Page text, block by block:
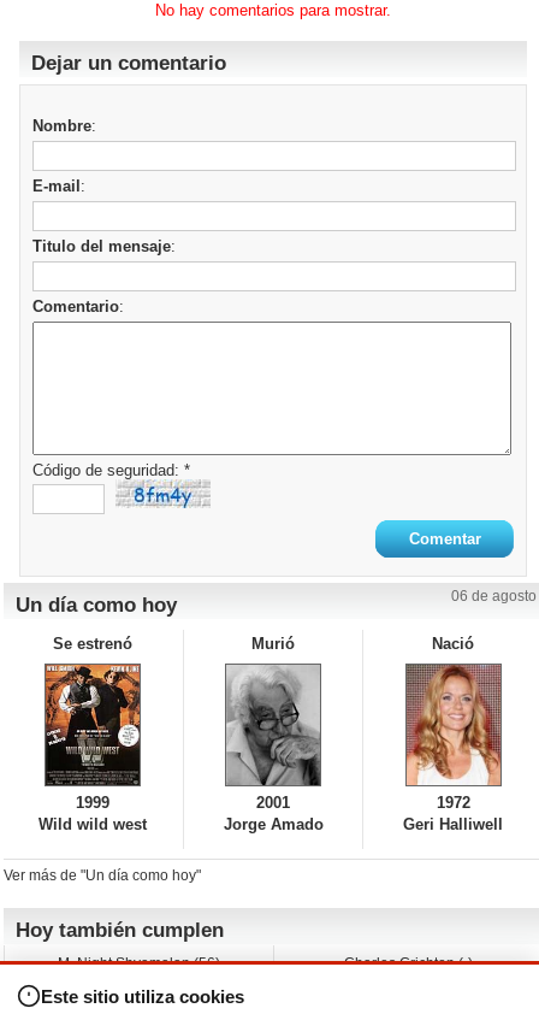
No hay comentarios para mostrar.
Dejar un comentario
Nombre:
E-mail :
Titulo del mensaje:
Comentario:
Código de seguridad: *
Un día como hoy 06 de agosto
Se estrenó
1999
Wild wild west
Murió
2001
Jorge Amado
Nació
1972
Geri Halliwell
Ver más de "Un día como hoy"
Hoy también cumplen
M. Night Shyamalan (56)
Andy Warhol (98)
Charles Crichton (-)
Este sitio utiliza cookies